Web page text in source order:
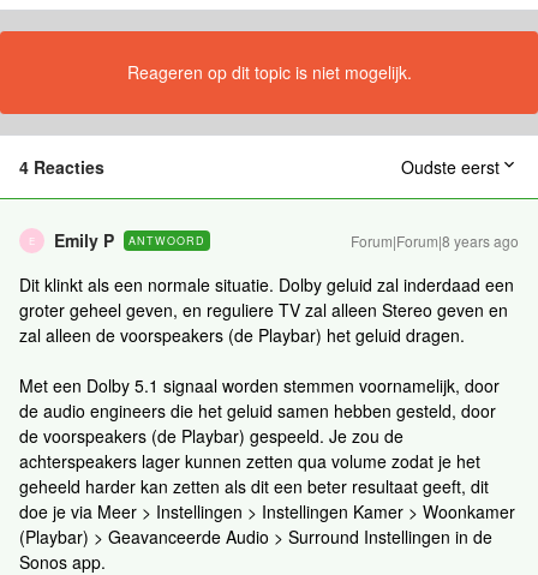
Reageren op dit topic is niet mogelijk.
4 Reacties Oudste eerst
E Emily P ANTWOORD Forum|Forum|8 years ago
Dit klinkt als een normale situatie. Dolby geluid zal inderdaad een
groter geheel geven, en reguliere TV zal alleen Stereo geven en
zal alleen de voorspeakers (de Playbar) het geluid dragen.
Met een Dolby 5.1 signaal worden stemmen voornamelijk, door
de audio engineers die het geluid samen hebben gesteld, door
de voorspeakers (de Playbar) gespeeld. Je zou de
achterspeakers lager kunnen zetten qua volume zodat je het
geheeld harder kan zetten als dit een beter resultaat geeft, dit
doe je via Meer > Instellingen > Instellingen Kamer > Woonkamer
(Playbar) > Geavanceerde Audio > Surround Instellingen in de
Sonos app.